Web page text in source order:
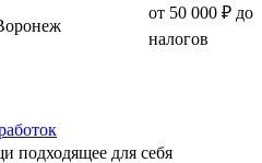
от 50 000 ₽ до
налогов
подходящее для себя